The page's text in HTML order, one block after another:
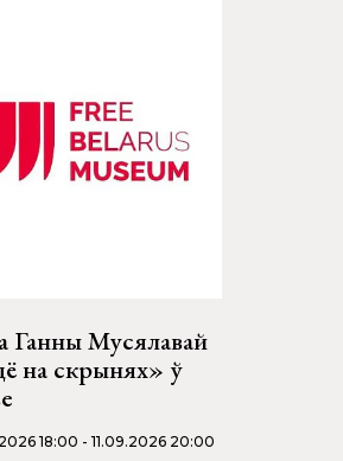
Ганны Мусялавай
на скрынях» ў
18:00 - 11.09.2026 20:00